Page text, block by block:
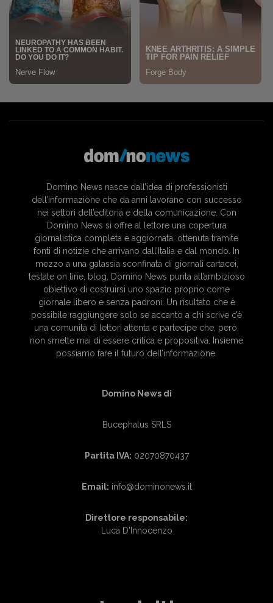
Domino News nasce dall’idea di professionisti
dell’informazione che da anni lavorano con successo
nei settori dell’editoria e della comunicazione. Con
Domino News si offre al lettore una copertura
giornalistica completa e aggiornata, ottenuta tramite
fonti di notizie che arrivano dall’Italia e dal mondo. In
mezzo a una galassia sconfinata di giornali cartacei,
testate on line, blog, Domino News punta all’ambizioso
obiettivo di costruirsi uno spazio proprio come
giornale libero e senza padroni. Un risultato che è
possibile raggiungere solo se accanto a chi scrive c’è
una comunità di lettori attenta e partecipe che, però,
non smette mai di essere critica e propositiva. Insieme
possiamo fare il futuro dell’informazione.
Domino News di
Bucephalus SRLS
Partita IVA: 02070870437
Email: info@dominonews.it
Direttore responsabile:
Luca D'Innocenzo